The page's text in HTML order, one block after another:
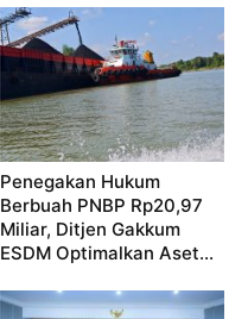
Penegakan Hukum
Berbuah PNBP Rp20,97
Miliar, Ditjen Gakkum
ESDM Optimalkan Aset...